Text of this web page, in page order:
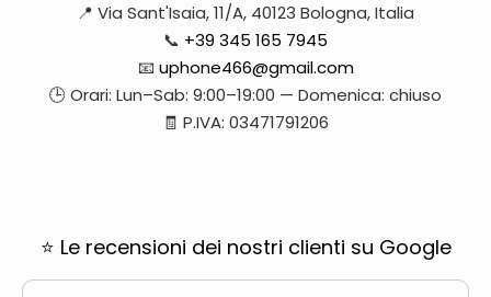
📍 Via Sant'Isaia, 11/A, 40123 Bologna, Italia
📞 +39 345 165 7945
📧 uphone466@gmail.com
🕒 Orari: Lun–Sab: 9:00–19:00 — Domenica: chiuso
🧾 P.IVA: 03471791206
⭐ Le recensioni dei nostri clienti su Google